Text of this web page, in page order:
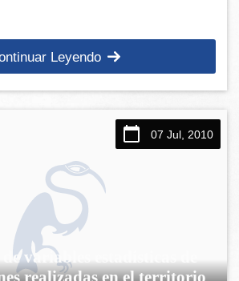
Leyendo
07 Jul, 2010
variables estadísticas de
realizadas en el territorio